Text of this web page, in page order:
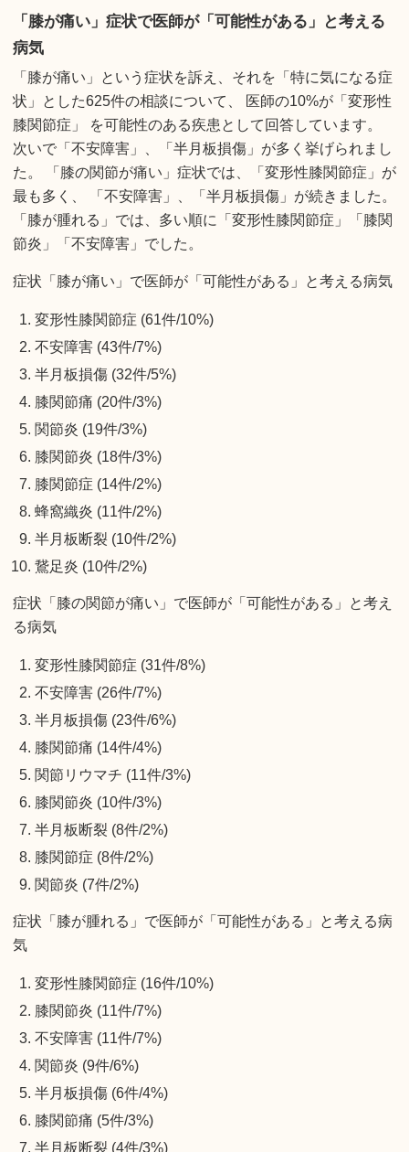
「膝が痛い」症状で医師が「可能性がある」と考える
病気
「膝が痛い」という症状を訴え、それを「特に気になる症
状」とした625件の相談について、 医師の10%が「変形性
膝関節症」 を可能性のある疾患として回答しています。
次いで「不安障害」、「半月板損傷」が多く挙げられまし
た。 「膝の関節が痛い」症状では、「変形性膝関節症」が
最も多く、 「不安障害」、「半月板損傷」が続きました。
「膝が腫れる」では、多い順に「変形性膝関節症」「膝関
節炎」「不安障害」でした。
症状「膝が痛い」で医師が「可能性がある」と考える病気
変形性膝関節症 (61件/10%)
不安障害 (43件/7%)
半月板損傷 (32件/5%)
膝関節痛 (20件/3%)
関節炎 (19件/3%)
膝関節炎 (18件/3%)
膝関節症 (14件/2%)
蜂窩織炎 (11件/2%)
半月板断裂 (10件/2%)
鵞足炎 (10件/2%)
症状「膝の関節が痛い」で医師が「可能性がある」と考え
る病気
変形性膝関節症 (31件/8%)
不安障害 (26件/7%)
半月板損傷 (23件/6%)
膝関節痛 (14件/4%)
関節リウマチ (11件/3%)
膝関節炎 (10件/3%)
半月板断裂 (8件/2%)
膝関節症 (8件/2%)
関節炎 (7件/2%)
症状「膝が腫れる」で医師が「可能性がある」と考える病
気
変形性膝関節症 (16件/10%)
膝関節炎 (11件/7%)
不安障害 (11件/7%)
関節炎 (9件/6%)
半月板損傷 (6件/4%)
膝関節痛 (5件/3%)
半月板断裂 (4件/3%)